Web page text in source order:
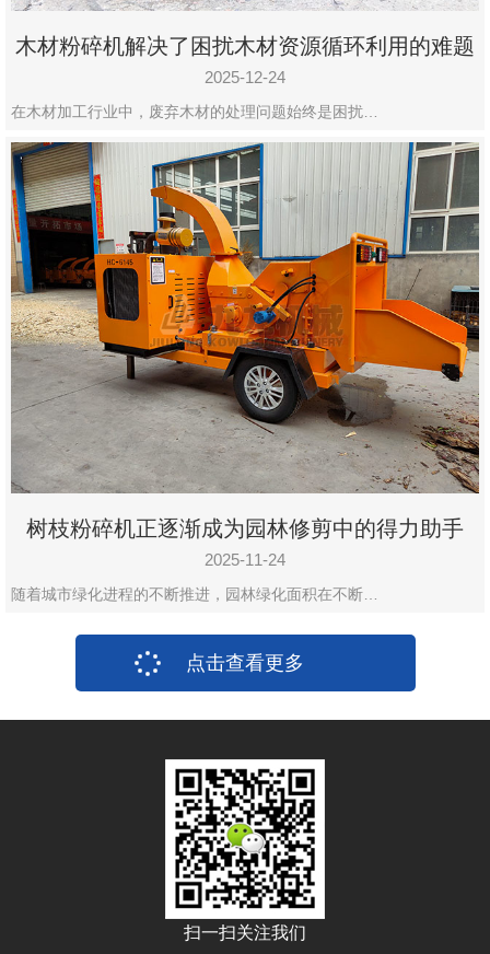
木材粉碎机解决了困扰木材资源循环利用的难题
2025-12-24
在木材加工行业中，废弃木材的处理问题始终是困扰…
树枝粉碎机正逐渐成为园林修剪中的得力助手
2025-11-24
随着城市绿化进程的不断推进，园林绿化面积在不断…
点击查看更多
扫一扫关注我们